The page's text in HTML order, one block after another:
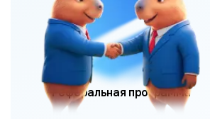
Реферальная программа